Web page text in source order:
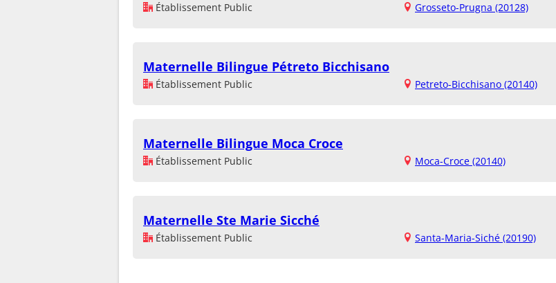
Établissement Public Grosseto-Prugna (20128)
Maternelle Bilingue Pétreto Bicchisano
Établissement Public Petreto-Bicchisano (20140)
Maternelle Bilingue Moca Croce
Établissement Public Moca-Croce (20140)
Maternelle Ste Marie Sicché
Établissement Public Santa-Maria-Siché (20190)